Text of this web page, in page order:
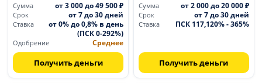
Сумма
от 3 000 до 49 500 ₽
Срок от 7 до 30 дней
Ставка
от 0% до 0,8% в день
(ПСК 0-292%)
Одобрение Среднее
Получить деньги
Сумма
от 2 000 до 20 000 ₽
Срок от 7 до 30 дней
Ставка ПСК 117,120% - 365%
Получить деньги